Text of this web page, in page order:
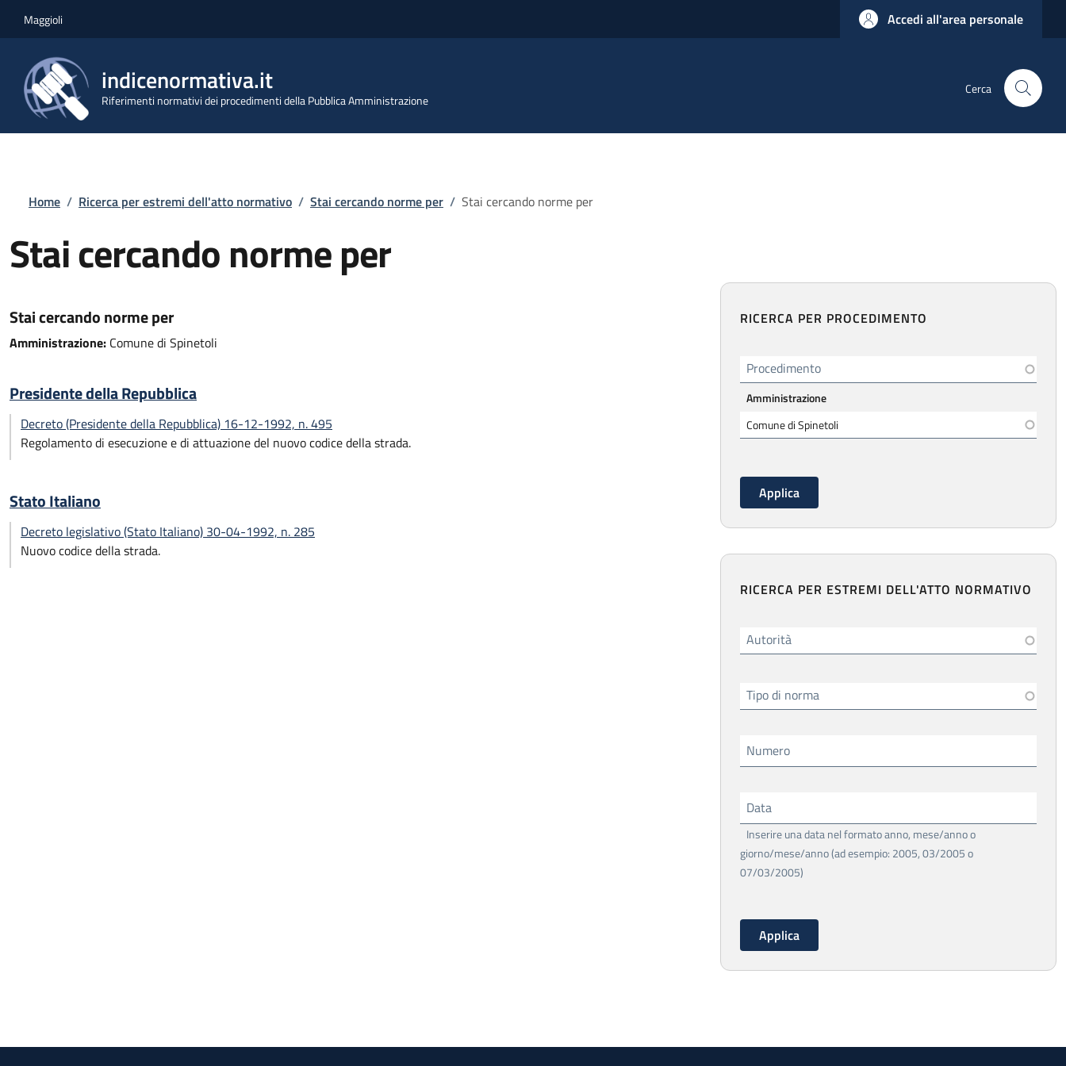
Maggioli Accedi all'area personale
indicenormativa.it
Riferimenti normativi dei procedimenti della Pubblica Amministrazione
Cerca
Briciole di pane
Home / Ricerca per estremi dell'atto normativo / Stai cercando norme per / Stai cercando norme per
Stai cercando norme per
Stai cercando norme per
Amministrazione: Comune di Spinetoli
Presidente della Repubblica
Decreto (Presidente della Repubblica) 16-12-1992, n. 495
Regolamento di esecuzione e di attuazione del nuovo codice della strada.
Stato Italiano
Decreto legislativo (Stato Italiano) 30-04-1992, n. 285
Nuovo codice della strada.
RICERCA PER PROCEDIMENTO
Procedimento
Amministrazione
RICERCA PER ESTREMI DELL'ATTO NORMATIVO
Autorità
Tipo di norma
Numero
Data
Inserire una data nel formato anno, mese/anno o
giorno/mese/anno (ad esempio: 2005, 03/2005 o
07/03/2005)